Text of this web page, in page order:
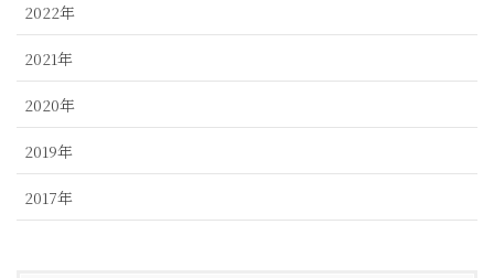
2022年
2021年
2020年
2019年
2017年